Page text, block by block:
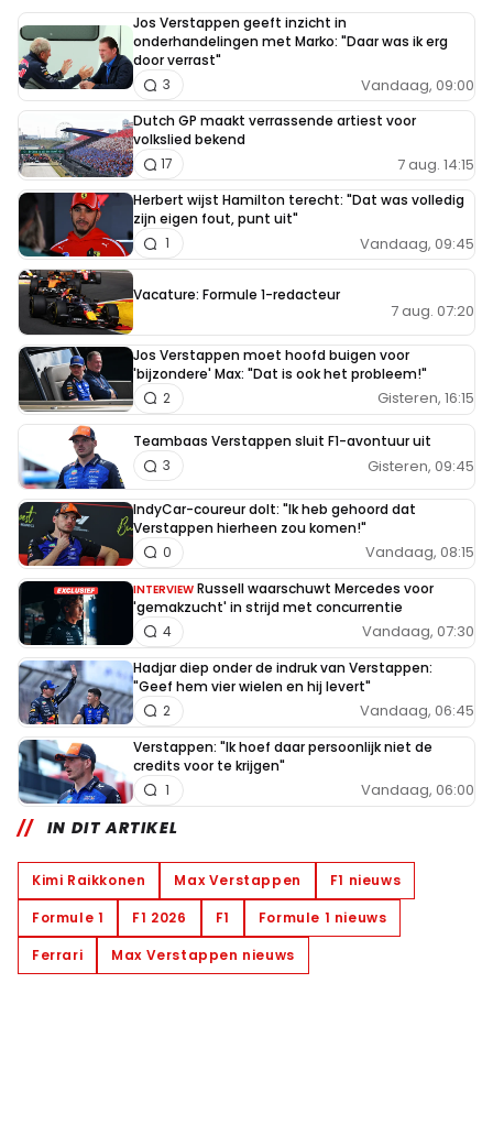
Jos Verstappen geeft inzicht in
onderhandelingen met Marko: "Daar was ik erg
door verrast"
Vandaag, 09:00
3
Dutch GP maakt verrassende artiest voor
volkslied bekend
7 aug. 14:15
17
Herbert wijst Hamilton terecht: "Dat was volledig
zijn eigen fout, punt uit"
Vandaag, 09:45
1
Vacature: Formule 1-redacteur
7 aug. 07:20
Jos Verstappen moet hoofd buigen voor
'bijzondere' Max: "Dat is ook het probleem!"
Gisteren, 16:15
2
Teambaas Verstappen sluit F1-avontuur uit
Gisteren, 09:45
3
IndyCar-coureur dolt: "Ik heb gehoord dat
Verstappen hierheen zou komen!"
Vandaag, 08:15
0
INTERVIEW Russell waarschuwt Mercedes voor
'gemakzucht' in strijd met concurrentie
Vandaag, 07:30
4
Hadjar diep onder de indruk van Verstappen:
"Geef hem vier wielen en hij levert"
Vandaag, 06:45
2
Verstappen: "Ik hoef daar persoonlijk niet de
credits voor te krijgen"
Vandaag, 06:00
1
IN DIT ARTIKEL
Kimi Raikkonen Max Verstappen
F1 nieuws
Formule 1
F1 2026 F1
Formule 1 nieuws
Ferrari
Max Verstappen nieuws